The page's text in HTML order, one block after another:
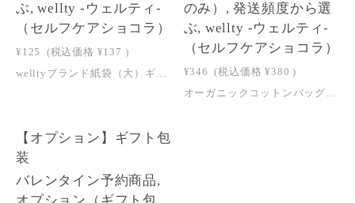
ぶ, wellty -ウェルティ-
（セルフケアショコラ）
¥125 (税込価格 ¥137 )
welltyブランド紙袋（大）ギフトオプション Gift Option welltyブランド紙袋（大） Branded Paper Bag — Large About 箔押しのブランドロゴをあしらったwelltyのブランド紙袋。紙袋・持ち手ともにしっかりとした作りのため、特別なギフトとしてお渡しいただけます。 お得サイズの wellty chocolate や発芽ナッツ（40g）が入るサイズ感です。 用途 ギフトオプション サイズ 横 180 mm 奥行き 70 mm 高さ 250 mm ご購入前にお読みください ・こちらはオプション商品です。wellty chocolate とセットでご購入ください。 ・単品でのご購入はできません。
のみ）, 発送頻度から選
ぶ, wellty -ウェルティ-
（セルフケアショコラ）
¥346 (税込価格 ¥380 )
オーガニックコットンバッグ（ギフトオプション） Gift Option オーガニックコットンバッグ Organic Cotton Gift Pouch About オーガニックコットンのやさしい風合いを活かした、巾着タイプのギフトバッグです。 環境に配慮した素材を使用しており、ナチュラルで上品な印象に仕上げています。 wellty chocolate や発芽ナッツのギフトラッピングに適した小ぶりなサイズ感です。コスメやミラーなどの小物入れとしてもご利用いただけます。やわらかな生地感と自然な色味が、大切な贈りものの印象を引き立てます。 ブランドロゴ入りで、そのままお渡しいただけるギフト仕様です。 用途 ギフトオプション 入るものの目安 wellty chocolate お得サイズ 3枚 wellty chocolate お得サイズ 2枚 ＋ スクエア 2枚 wellty chocolate スクエア 6枚 wellty chocolate お得サイズ 1枚 ＋ スクエア 2枚 ＋ 発芽ナッツ（40g）1個 wellty chocolate スクエア 2枚 ＋ 発芽ナッツ（40g）2個 サイズ 本体サイズ W150 × H290 mm 収納部分 W150 × H200 mm ご購入前にお読みください ・こちらはオプション商品です。wellty chocolate とセットでご購入ください。 ・単品でのご購入はできません。 ・バッグは同梱してお届けします。お客様ご自身で商品をお入れいただく形となります。
【オプション】ギフト包
装
バレンタイン予約商品,